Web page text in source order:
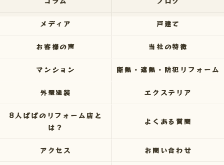
メディア 戸建て
お客様の声 当社の特徴
マンション 断熱・遮熱・防犯リフォーム
外壁塗装 エクステリア
8人ぱぱのリフォーム店と
は？
よくある質問
アクセス お問い合わせ